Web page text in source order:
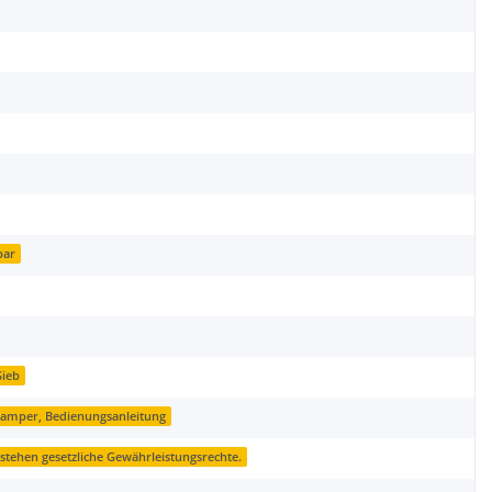
Bedienungsanleitung
gesetzliche Gewährleistungsrechte.